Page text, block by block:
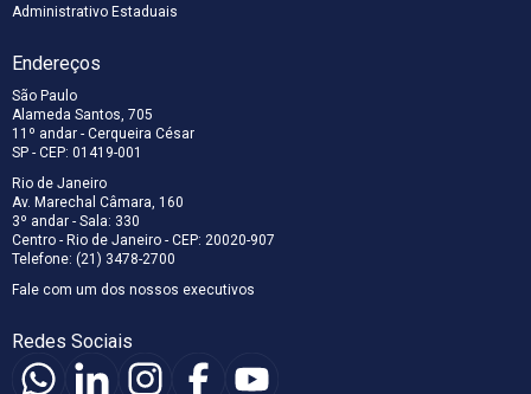
Administrativo Estaduais
Endereços
São Paulo
Alameda Santos, 705
11º andar - Cerqueira César
SP - CEP: 01419-001
Rio de Janeiro
Av. Marechal Câmara, 160
3º andar - Sala: 330
Centro - Rio de Janeiro - CEP: 20020-907
Telefone: (21) 3478-2700
Fale com um dos nossos executivos
Redes Sociais